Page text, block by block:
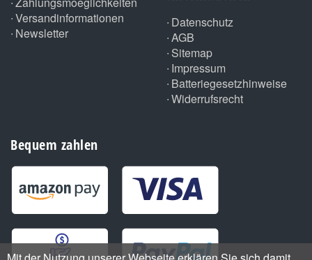
Versandinformationen
Newsletter
Datenschutz
AGB
Sitemap
Impressum
Batteriegesetzhinweise
Widerrufsrecht
Bequem zahlen